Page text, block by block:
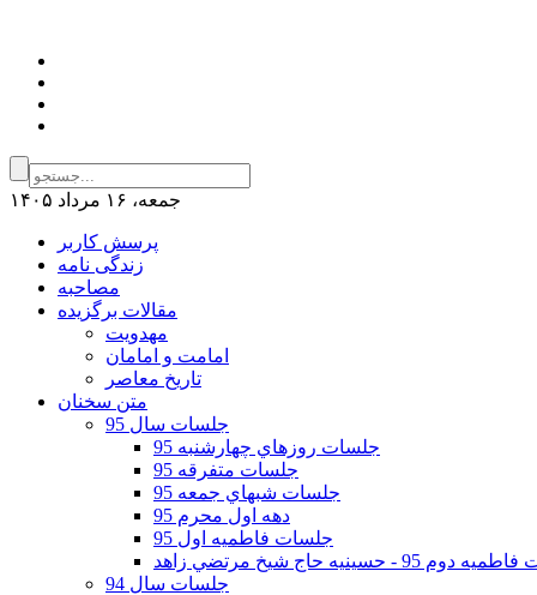
جمعه، ۱۶ مرداد ۱۴۰۵
پرسش کاربر
زندگی نامه
مصاحبه
مقالات برگزیده
مهدویت
امامت و امامان
تاریخ معاصر
متن سخنان
جلسات سال 95
جلسات روزهاي چهارشنبه 95
جلسات متفرقه 95
جلسات شبهاي جمعه 95
دهه اول محرم 95
جلسات فاطمیه اول 95
95 - حسينيه حاج شيخ مرتضي زاهد
جلسات سال 94